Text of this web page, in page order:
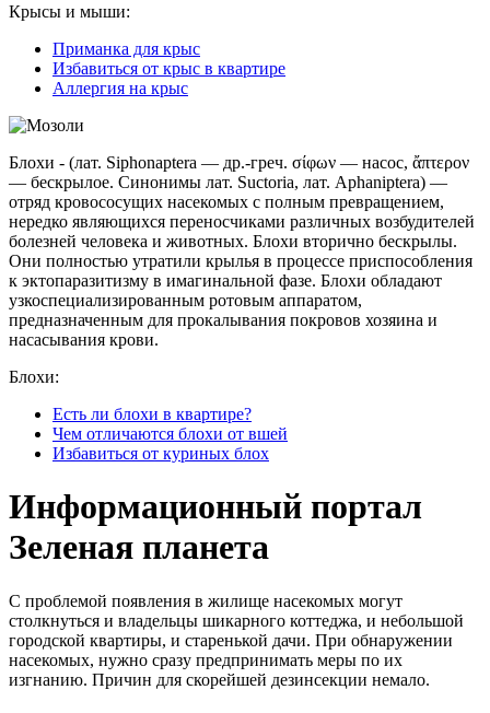
Крысы и мыши:
Приманка для крыс
Избавиться от крыс в квартире
Аллергия на крыс
Блохи - (лат. Siphonaptera — др.-греч. σίφων — насос, ἄπτερον
— бескрылое. Синонимы лат. Suctoria, лат. Aphaniptera) —
отряд кровососущих насекомых с полным превращением,
нередко являющихся переносчиками различных возбудителей
болезней человека и животных. Блохи вторично бескрылы.
Они полностью утратили крылья в процессе приспособления
к эктопаразитизму в имагинальной фазе. Блохи обладают
узкоспециализированным ротовым аппаратом,
предназначенным для прокалывания покровов хозяина и
насасывания крови.
Блохи:
Есть ли блохи в квартире?
Чем отличаются блохи от вшей
Избавиться от куриных блох
Информационный портал
Зеленая планета
С проблемой появления в жилище насекомых могут
столкнуться и владельцы шикарного коттеджа, и небольшой
городской квартиры, и старенькой дачи. При обнаружении
насекомых, нужно сразу предпринимать меры по их
изгнанию. Причин для скорейшей дезинсекции немало.